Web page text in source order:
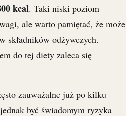
kcal. Taki niski poziom
ale warto pamiętać, że może
składników odżywczych.
do tej diety zaleca się
zauważalne już po kilku
być świadomym ryzyka